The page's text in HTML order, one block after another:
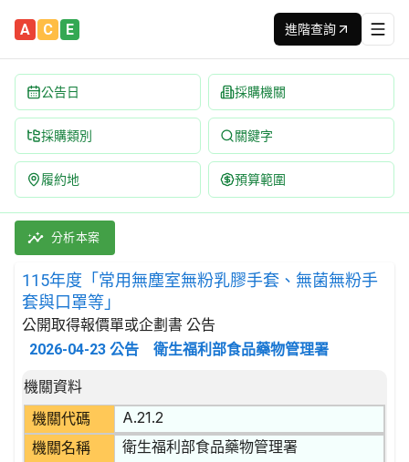
A C E 進階查詢
公告日 採購機關
採購類別 關鍵字
履約地 預算範圍
115年度「常用無塵室無粉乳膠手套、無菌無粉手套與口罩
採購類別：財物類 除服裝以外之紡織品 | 招標方式：公開
分析本案
115年度「常用無塵室無粉乳膠手套、無菌無粉手
套與口罩等」
公開取得報價單或企劃書 公告
2026-04-23 公告 衛生福利部食品藥物管理署
招標公告詳細內容
機關資料
機關代碼
A.21.2
機關名稱 衛生福利部食品藥物管理署